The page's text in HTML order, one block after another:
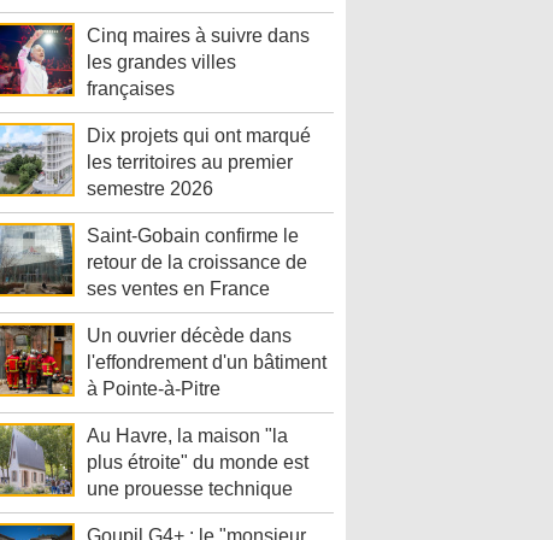
Cinq maires à suivre dans
les grandes villes
françaises
Dix projets qui ont marqué
les territoires au premier
semestre 2026
Saint-Gobain confirme le
retour de la croissance de
ses ventes en France
Un ouvrier décède dans
l'effondrement d'un bâtiment
à Pointe-à-Pitre
Au Havre, la maison "la
plus étroite" du monde est
une prouesse technique